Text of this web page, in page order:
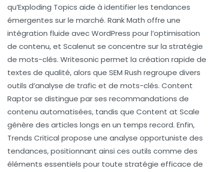
qu’Exploding Topics aide à identifier les tendances
émergentes sur le marché. Rank Math offre une
intégration fluide avec WordPress pour l’optimisation
de contenu, et Scalenut se concentre sur la stratégie
de mots-clés. Writesonicpermet la création rapide de
textes de qualité, alors que SEM Rush regroupe divers
outils d’analyse de trafic et de mots-clés. Content
Raptorse distingue par ses recommandations de
contenu automatisées, tandis que Content at Scale
génère des articles longs en un temps record. Enfin,
Trends Critical propose une analyse opportuniste des
tendances, positionnant ainsi ces outils comme des
éléments essentiels pour toute stratégie efficace de